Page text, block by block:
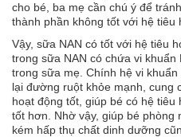
cho bé, ba mẹ cần chú ý để
thành phần không tốt với hệ tiêu
Vậy, sữa NAN có tốt với hệ tiêu
trong sữa NAN có chứa vi
trong sữa mẹ. Chính hệ vi
lại đường ruột khỏe mạnh, cung
hoạt động tốt, giúp bé có hệ
tốt hơn. Nhờ vậy, giúp bé phòng
kém hấp thụ chất dinh dưỡng